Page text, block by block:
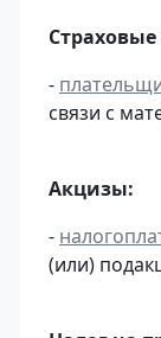
-
связи с
Акцизы:
-
(или)